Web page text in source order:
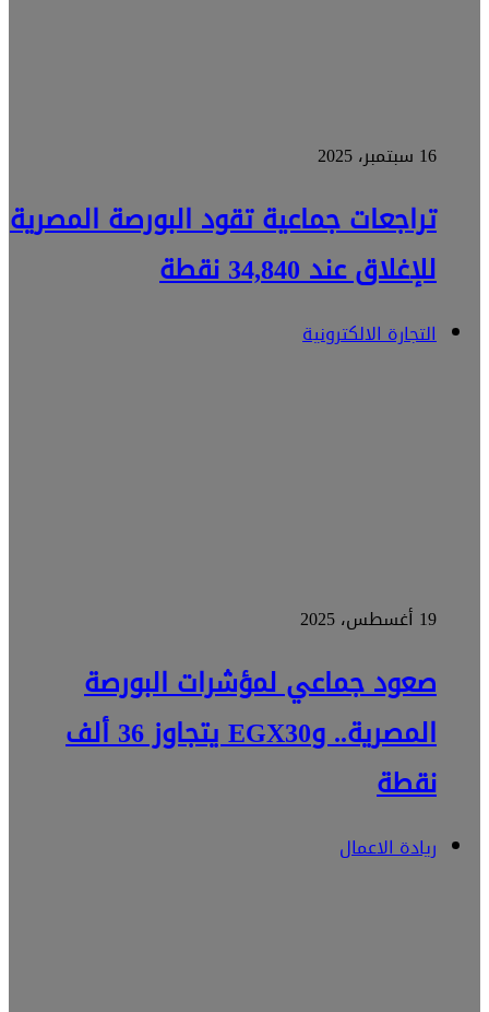
16 سبتمبر، 2025
تراجعات جماعية تقود البورصة المصرية
للإغلاق عند 34,840 نقطة
التجارة الالكترونية
19 أغسطس، 2025
صعود جماعي لمؤشرات البورصة
المصرية.. وEGX30 يتجاوز 36 ألف
نقطة
ريادة الاعمال